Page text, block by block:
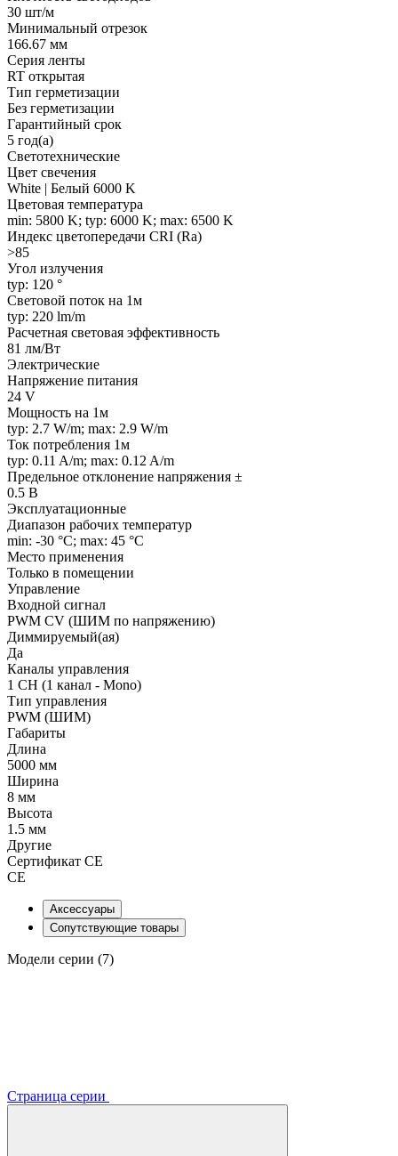
30 шт/м
Минимальный отрезок
166.67 мм
Серия ленты
RT открытая
Тип герметизации
Без герметизации
Гарантийный срок
5 год(а)
Светотехнические
Цвет свечения
White | Белый 6000 K
Цветовая температура
min: 5800 K; typ: 6000 K; max: 6500 K
Индекс цветопередачи CRI (Ra)
>85
Угол излучения
typ: 120 °
Световой поток на 1м
typ: 220 lm/m
Расчетная световая эффективность
81 лм/Вт
Электрические
Напряжение питания
24 V
Мощность на 1м
typ: 2.7 W/m; max: 2.9 W/m
Ток потребления 1м
typ: 0.11 A/m; max: 0.12 A/m
Предельное отклонение напряжения ±
0.5 В
Эксплуатационные
Диапазон рабочих температур
min: -30 °C; max: 45 °C
Место применения
Только в помещении
Управление
Входной сигнал
PWM СV (ШИМ по напряжению)
Диммируемый(ая)
Да
Каналы управления
1 CH (1 канал - Mono)
Тип управления
PWM (ШИМ)
Габариты
Длина
5000 мм
Ширина
8 мм
Высота
1.5 мм
Другие
Сертификат CE
CE
Аксессуары
Сопутствующие товары
Модели серии (7)
Страница серии